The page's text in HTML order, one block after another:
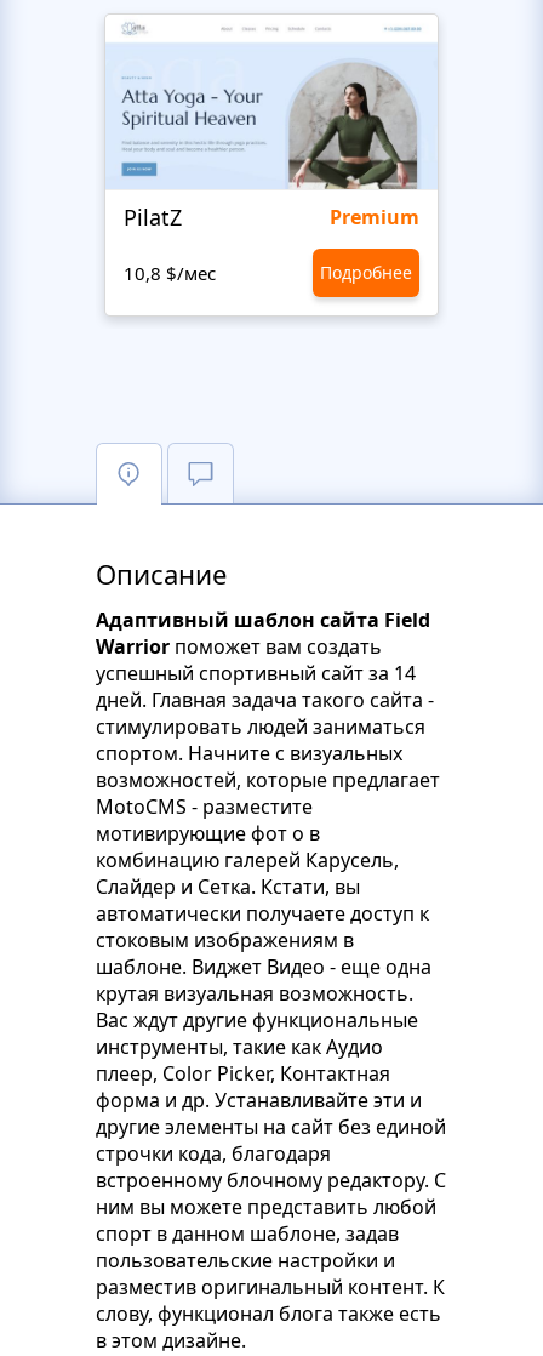
PilatZ Premium
10,8 $/мес Подробнее
Описание
Адаптивный шаблон сайта Field
Warrior поможет вам создать
успешный спортивный сайт за 14
дней. Главная задача такого сайта -
стимулировать людей заниматься
спортом. Начните с визуальных
возможностей, которые предлагает
MotoCMS - разместите
мотивирующие фот о в
комбинацию галерей Карусель,
Слайдер и Сетка. Кстати, вы
автоматически получаете доступ к
стоковым изображениям в
шаблоне. Виджет Видео - еще одна
крутая визуальная возможность.
Вас ждут другие функциональные
инструменты, такие как Aудио
плеер, Color Picker, Контактная
форма и др. Устанавливайте эти и
другие элементы на сайт без единой
строчки кода, благодаря
встроенному блочному редактору. С
ним вы можете представить любой
спорт в данном шаблоне, задав
пользовательские настройки и
разместив оригинальный контент. К
слову, функционал блога также есть
в этом дизайне.